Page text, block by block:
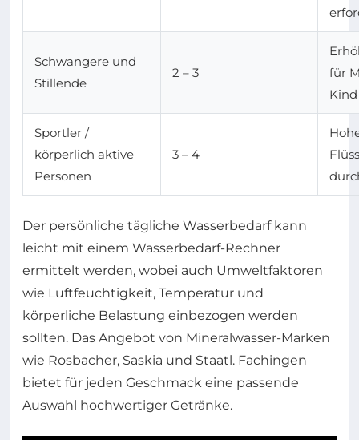
Schwangere und
Stillende
2 – 3
für
Kind
Sportler /
körperlich aktive
Personen
3 – 4
Der persönliche tägliche Wasserbedarf kann
leicht mit einem Wasserbedarf-Rechner
ermittelt werden, wobei auch Umweltfaktoren
wie Luftfeuchtigkeit, Temperatur und
körperliche Belastung einbezogen werden
sollten. Das Angebot von Mineralwasser-Marken
wie Rosbacher, Saskia und Staatl. Fachingen
bietet für jeden Geschmack eine passende
Auswahl hochwertiger Getränke.